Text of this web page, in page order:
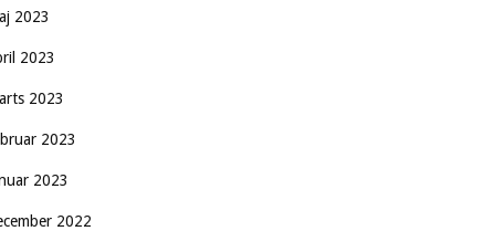
2023
2023
2023
2023
2023
2022